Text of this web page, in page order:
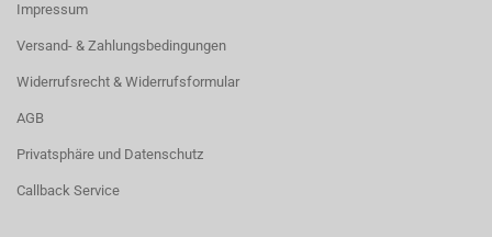
Impressum
Versand- & Zahlungsbedingungen
Widerrufsrecht & Widerrufsformular
AGB
Privatsphäre und Datenschutz
Callback Service